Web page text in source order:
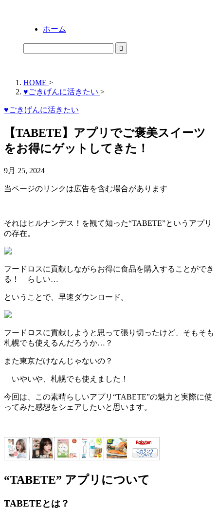
ホーム
HOME >
♥ごきげんに活きたい >
♥ごきげんに活きたい
【TABETE】アプリでご褒美スイーツ
をお得にゲットしてきた！
9月 25, 2024
当ページのリンクは広告を含む場合があります
それはヒルナンデス！を観て知った“TABETE”というアプリ
の存在。
フードロスに貢献しながらお得に食品を購入することができ
る！ らしい…
ということで、早速ダウンロード。
フードロスに貢献しようと思って張り切ったけど、そもそも
札幌でも使えるんだろうか…？
また東京だけなんじゃないの？
いやいや、 札幌でも使えました！
今回は、この素晴らしいアプリ“TABETE”の魅力と実際に使
ってみた感想をシェアしたいと思います。
“TABETE” アプリについて
TABETEとは？